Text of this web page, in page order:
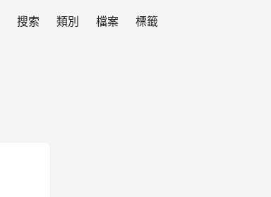
搜索 類別 檔案 標籤